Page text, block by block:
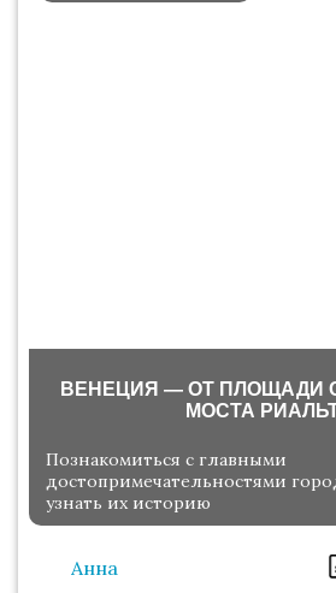
ВЕНЕЦИЯ — ОТ ПЛОЩАДИ
МОСТА
Познакомиться с главными
достопримечательностями
узнать их историю
Анна